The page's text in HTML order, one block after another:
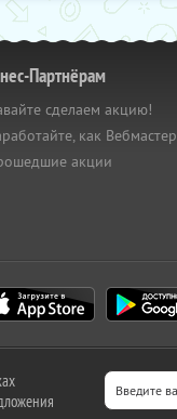
Партнёрам
сделаем акцию!
как Вебмастер
акции